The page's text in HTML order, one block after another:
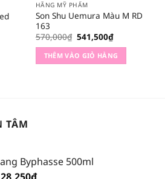
HÃNG MỸ PHẨM
Son Shu Uemura Màu M RD
163
570,000₫ Giá
gốc
là:
570,000₫.
541,500₫Giá
hiện
tại
là:
541,500₫.
THÊM VÀO GIỎ HÀNG
TÂM
Byphasse 500ml
Giá